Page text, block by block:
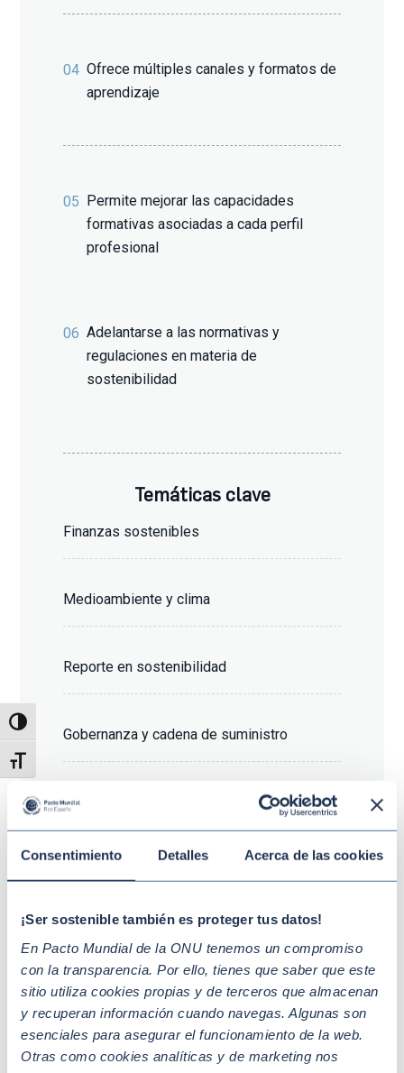
Consentimiento Detalles Acerca de las cookies
¡Ser sostenible también es proteger tus datos!
En Pacto Mundial de la ONU tenemos un compromiso
con la transparencia. Por ello, tienes que saber que este
sitio utiliza cookies propias y de terceros que almacenan
y recuperan información cuando navegas. Algunas son
esenciales para asegurar el funcionamiento de la web.
Otras como cookies analíticas y de marketing nos
Alternar alto contraste
Alternar tamaño de letra
04 Ofrece múltiples canales y formatos de
aprendizaje
05 Permite mejorar las capacidades
formativas asociadas a cada perfil
profesional
06 Adelantarse a las normativas y
regulaciones en materia de
sostenibilidad
Temáticas clave
Finanzas sostenibles
Medioambiente y clima
Reporte en sostenibilidad
Gobernanza y cadena de suministro
Diez Principios y Agenda 2030
A quién va dirigido
Empleados/as